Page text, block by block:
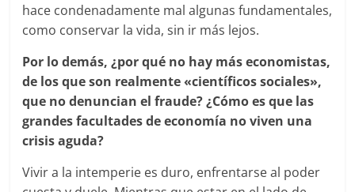
hace condenadamente mal algunas fundamentales,
como conservar la vida, sin ir más lejos.
Por lo demás, ¿por qué no hay más economistas,
de los que son realmente «científicos sociales»,
que no denuncian el fraude? ¿Cómo es que las
grandes facultades de economía no viven una
crisis aguda?
Vivir a la intemperie es duro, enfrentarse al poder